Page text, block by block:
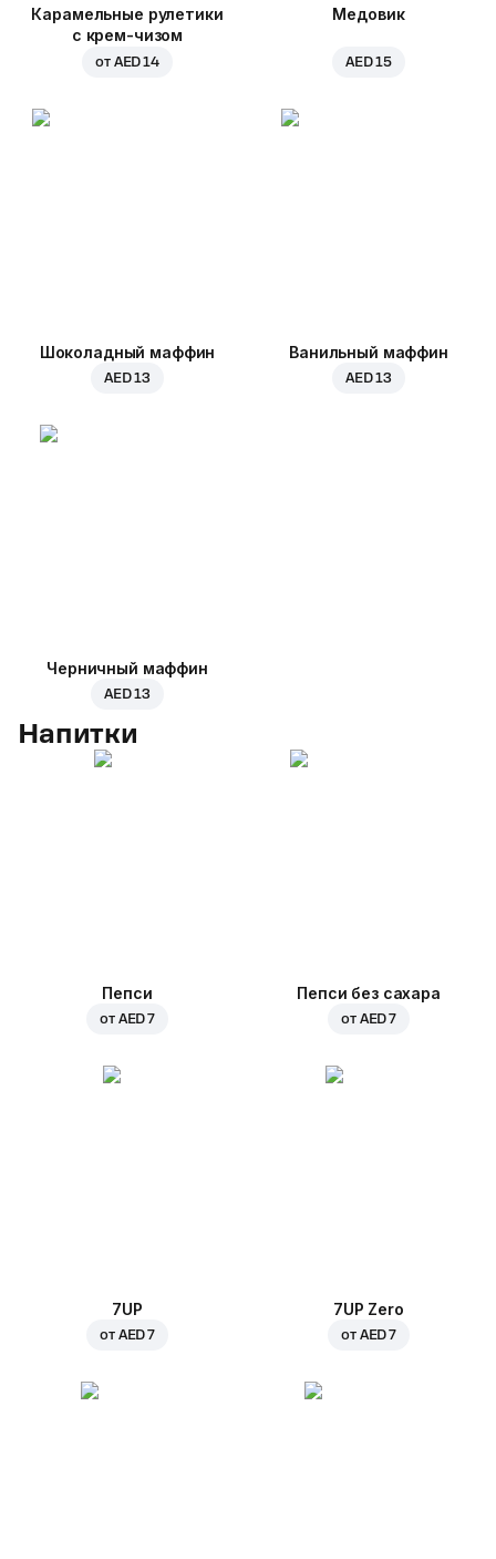
Карамельные рулетики
с крем-чизом
от AED 14
Медовик
AED 15
Шоколадный маффин
AED 13
Ванильный маффин
AED 13
Черничный маффин
AED 13
Напитки
Пепси
от AED 7
Пепси без сахара
от AED 7
7UP
от AED 7
7UP Zero
от AED 7